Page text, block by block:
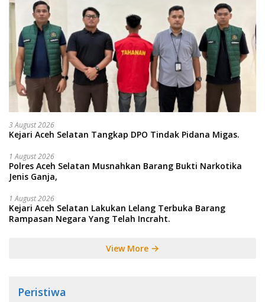
3 August 2026
Kejari Aceh Selatan Tangkap DPO Tindak Pidana Migas.
1 August 2026
Polres Aceh Selatan Musnahkan Barang Bukti Narkotika
Jenis Ganja,
1 August 2026
Kejari Aceh Selatan Lakukan Lelang Terbuka Barang
Rampasan Negara Yang Telah Incraht.
View More
Peristiwa